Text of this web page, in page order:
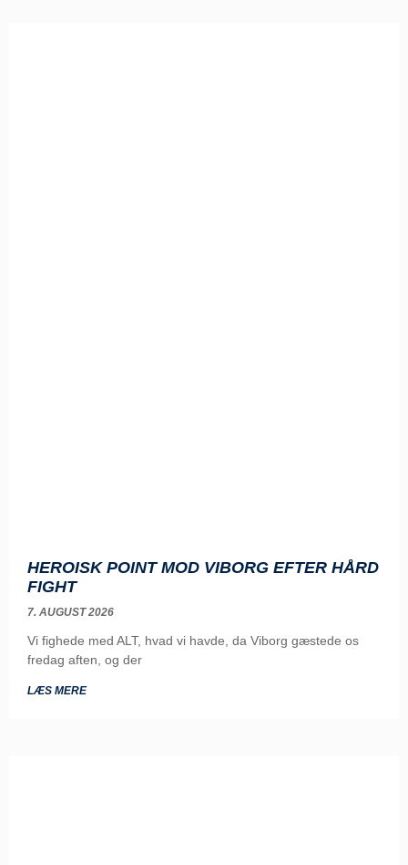
HEROISK POINT MOD VIBORG EFTER HÅRD
FIGHT
7. AUGUST 2026
Vi fighede med ALT, hvad vi havde, da Viborg gæstede os
fredag aften, og der
LÆS MERE